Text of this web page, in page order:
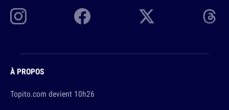
À PROPOS
Topito.com devient 10h26